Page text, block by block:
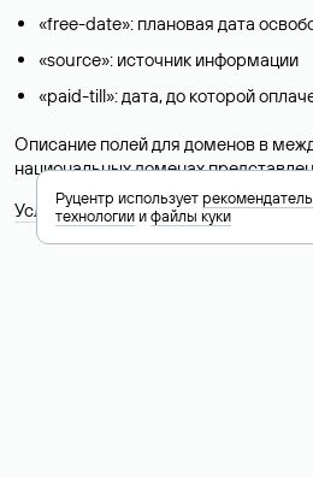
«free-date»: плановая дата
«source»: источник информации
«paid-till»: дата, до которой
Описание полей для доменов в
национальных доменах
Условия использования Whois-
Руцентр использует
технологииифайлы куки